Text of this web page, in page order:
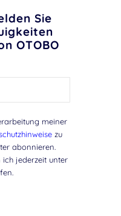
Sie
OTOBO
meiner
zu
abonnieren.
jederzeit unter